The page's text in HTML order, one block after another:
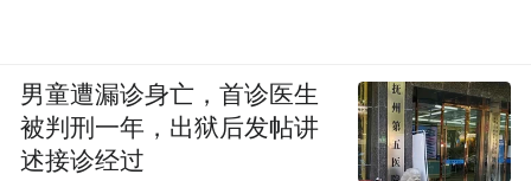
男童遭漏诊身亡，首诊医生
被判刑一年，出狱后发帖讲
述接诊经过